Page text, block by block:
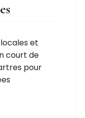
et
court de
pour